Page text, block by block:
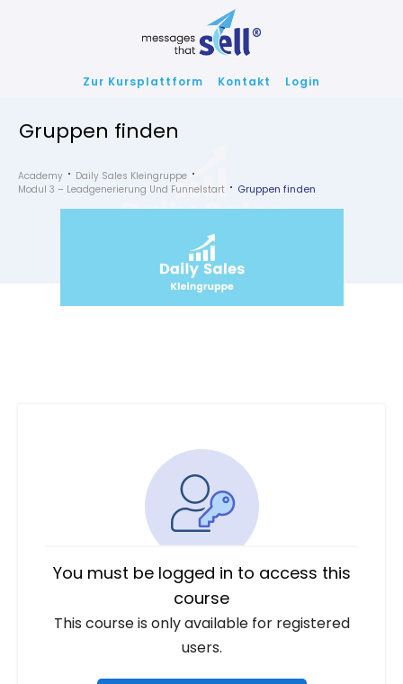
Zur Kursplattform Kontakt Login
Gruppen finden
Academy
Daily Sales Kleingruppe
Modul 3 – Leadgenerierung Und Funnelstart
Gruppen finden
You must be logged in to access this
course
This course is only available for registered
users.